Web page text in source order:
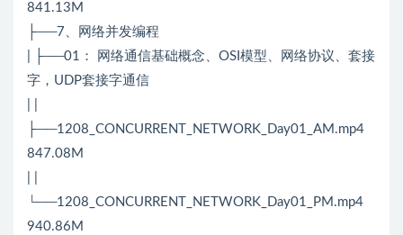
841.13M
├──7、网络并发编程
| ├──01： 网络通信基础概念、OSI模型、网络协议、套接
字，UDP套接字通信
├──1208_CONCURRENT_NETWORK_Day01_AM.mp4
847.08M
└──1208_CONCURRENT_NETWORK_Day01_PM.mp4
940.86M